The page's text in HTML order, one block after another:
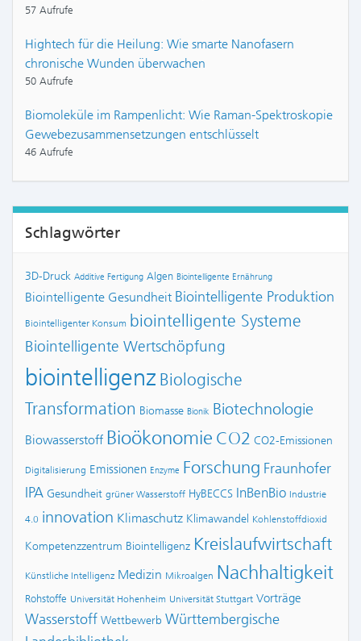
57 Aufrufe
Hightech für die Heilung: Wie smarte Nanofasern
chronische Wunden überwachen
50 Aufrufe
Biomoleküle im Rampenlicht: Wie Raman-Spektroskopie
Gewebezusammensetzungen entschlüsselt
46 Aufrufe
Schlagwörter
3D-Druck Additive Fertigung Algen Biointelligente Ernährung
Biointelligente Gesundheit Biointelligente Produktion
Biointelligenter Konsum biointelligente Systeme
Biointelligente Wertschöpfung
biointelligenz Biologische
Transformation Biomasse Bionik Biotechnologie
Biowasserstoff Bioökonomie CO2 CO2-Emissionen
Digitalisierung Emissionen Enzyme Forschung Fraunhofer
IPA Gesundheit grüner Wasserstoff HyBECCS InBenBio Industrie
4.0 innovation Klimaschutz Klimawandel Kohlenstoffdioxid
Kompetenzzentrum Biointelligenz Kreislaufwirtschaft
Künstliche Intelligenz Medizin Mikroalgen Nachhaltigkeit
Rohstoffe Universität Hohenheim Universität Stuttgart Vorträge
Wasserstoff Wettbewerb Württembergische